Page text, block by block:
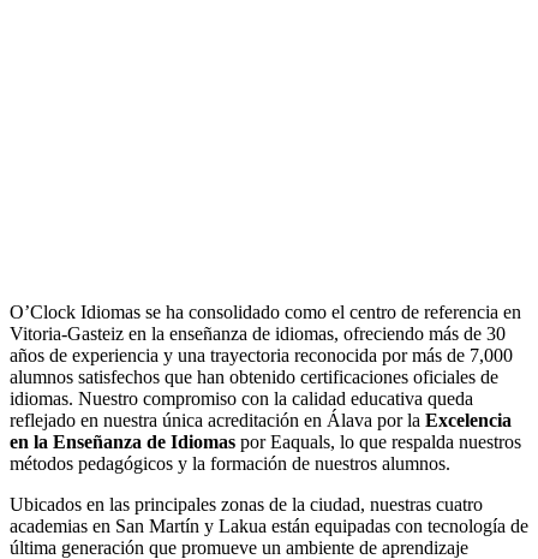
O’Clock Idiomas se ha consolidado como el centro de referencia en
Vitoria-Gasteiz en la enseñanza de idiomas, ofreciendo más de 30
años de experiencia y una trayectoria reconocida por más de 7,000
alumnos satisfechos que han obtenido certificaciones oficiales de
idiomas. Nuestro compromiso con la calidad educativa queda
reflejado en nuestra única acreditación en Álava por la Excelencia
en la Enseñanza de Idiomas por Eaquals, lo que respalda nuestros
métodos pedagógicos y la formación de nuestros alumnos.
Ubicados en las principales zonas de la ciudad, nuestras cuatro
academias en San Martín y Lakua están equipadas con tecnología de
última generación que promueve un ambiente de aprendizaje